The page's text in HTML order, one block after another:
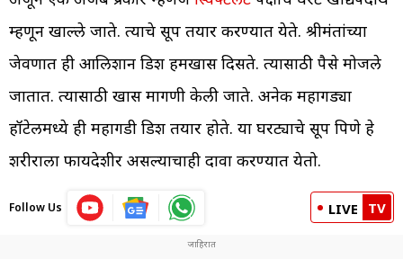
म्हणून खाल्ले जाते. त्याचे सूप तयार करण्यात येते. श्रीमंतांच्या
जेवणात ही आलिशान डिश हमखास दिसते. त्यासाठी पैसे मोजले
जातात. त्यासाठी खास मागणी केली जाते. अनेक महागड्या
हॉटेलमध्ये ही महागडी डिश तयार होते. या घरट्याचे सूप पिणे हे
शरीराला फायदेशीर असल्याचाही दावा करण्यात येतो.
Follow Us LIVE TV